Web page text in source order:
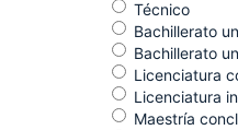
Técnico
Bachillerato
Bachillerato
Licenciatura
Licenciatura
Maestría